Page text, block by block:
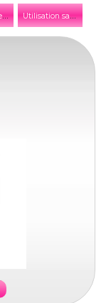
T
hermalisme et thalassothérapie U
tilisation saisonnière